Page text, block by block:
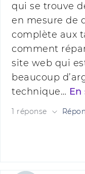
qui se trouve
en mesure de
complète aux
comment
site web qui
beaucoup
technique… En
1 réponse